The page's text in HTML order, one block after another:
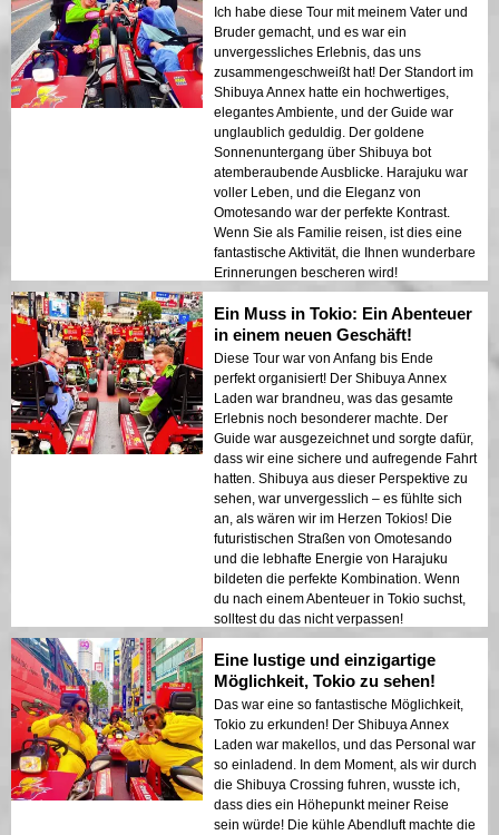
Ich habe diese Tour mit meinem Vater und
Bruder gemacht, und es war ein
unvergessliches Erlebnis, das uns
zusammengeschweißt hat! Der Standort im
Shibuya Annex hatte ein hochwertiges,
elegantes Ambiente, und der Guide war
unglaublich geduldig. Der goldene
Sonnenuntergang über Shibuya bot
atemberaubende Ausblicke. Harajuku war
voller Leben, und die Eleganz von
Omotesando war der perfekte Kontrast.
Wenn Sie als Familie reisen, ist dies eine
fantastische Aktivität, die Ihnen wunderbare
Erinnerungen bescheren wird!
Ein Muss in Tokio: Ein Abenteuer
in einem neuen Geschäft!
Diese Tour war von Anfang bis Ende
perfekt organisiert! Der Shibuya Annex
Laden war brandneu, was das gesamte
Erlebnis noch besonderer machte. Der
Guide war ausgezeichnet und sorgte dafür,
dass wir eine sichere und aufregende Fahrt
hatten. Shibuya aus dieser Perspektive zu
sehen, war unvergesslich – es fühlte sich
an, als wären wir im Herzen Tokios! Die
futuristischen Straßen von Omotesando
und die lebhafte Energie von Harajuku
bildeten die perfekte Kombination. Wenn
du nach einem Abenteuer in Tokio suchst,
solltest du das nicht verpassen!
Eine lustige und einzigartige
Möglichkeit, Tokio zu sehen!
Das war eine so fantastische Möglichkeit,
Tokio zu erkunden! Der Shibuya Annex
Laden war makellos, und das Personal war
so einladend. In dem Moment, als wir durch
die Shibuya Crossing fuhren, wusste ich,
dass dies ein Höhepunkt meiner Reise
sein würde! Die kühle Abendluft machte die